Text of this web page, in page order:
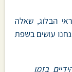
הבלוג, שאלה
עושים בשפת
בזמן